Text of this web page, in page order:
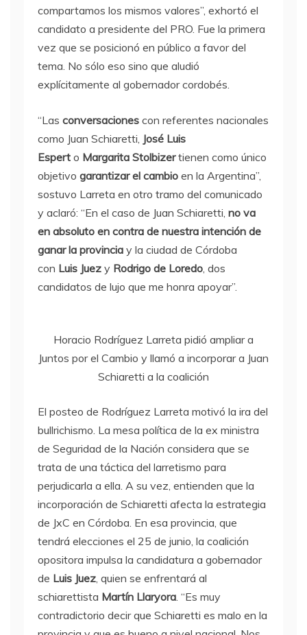
compartamos los mismos valores”, exhortó el
candidato a presidente del PRO. Fue la primera
vez que se posicionó en público a favor del
tema. No sólo eso sino que aludió
explícitamente al gobernador cordobés.
“Las conversaciones con referentes nacionales
como Juan Schiaretti, José Luis
Espert o Margarita Stolbizertienen como único
objetivo garantizar el cambio en la Argentina”,
sostuvo Larreta en otro tramo del comunicado
y aclaró: “En el caso de Juan Schiaretti, no va
en absoluto en contra de nuestra intención de
ganar la provincia y la ciudad de Córdoba
con Luis Juez y Rodrigo de Loredo, dos
candidatos de lujo que me honra apoyar”.
Horacio Rodríguez Larreta pidió ampliar a
Juntos por el Cambio y llamó a incorporar a Juan
Schiaretti a la coalición
El posteo de Rodríguez Larreta motivó la ira del
bullrichismo. La mesa política de la ex ministra
de Seguridad de la Nación considera que se
trata de una táctica del larretismo para
perjudicarla a ella. A su vez, entienden que la
incorporación de Schiaretti afecta la estrategia
de JxC en Córdoba. En esa provincia, que
tendrá elecciones el 25 de junio, la coalición
opositora impulsa la candidatura a gobernador
de Luis Juez, quien se enfrentará al
schiarettista Martín Llaryora. “Es muy
contradictorio decir que Schiaretti es malo en la